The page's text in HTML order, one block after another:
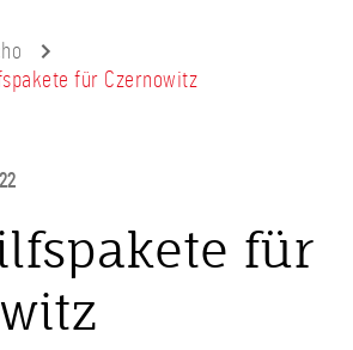
für Czernowitz
für